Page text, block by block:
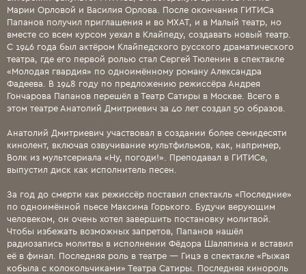
Марии Орловой и Василия Орлова. После окончания ГИТИСа
Папанов получил приглашения и во МХАТ, и в Малый театр, но
вместе со всем курсом уехал в Клайпеду, создавать новый театр.
С 1946 года был актёром Клайпедского русского драматического
театра, где его первой ролью стал Сергей Тюленин в спектакле
«Молодая гвардия» по одноимённому роману Александра
Фадеева. В 1948 году по предложению режиссёра Андрея
Гончарова Папанов перешёл в Театр Сатиры в Москве. Всего в
этом театре Анатолий Дмитриевич за 40 лет создал 50 образов.
Анатолий Дмитриевич участвовал в создании более семидесяти
кинолент, включая озвучивание мультфильмов, как, например,
Волк из мультсериала «Ну, погоди!». Преподавал в ГИТИСе,
выпустил диск как исполнитель песен.
За год до смерти как режиссёр поставил спектакль «Последние»
по одноимённой пьесе Максима Горького. Будучи верующим
человеком, он очень хотел завершить постановку молитвой.
Чтобы избежать возможных запретов, Папанов нашёл
радиозапись молитвы в исполнении Фёдора Шаляпина и вставил
её в финал. Последняя роль в театре — Гицэ в спектакле «Рыжая
кобыла с колокольчиками» Театра Сатиры. Последняя кинороль